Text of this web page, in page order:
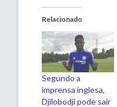
Relacionado
Segundo a
imprensa inglesa,
Djilobodji pode sair